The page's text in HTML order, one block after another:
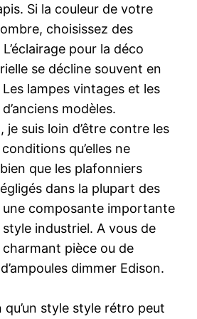
Si la couleur de votre
choisissez des
pour la déco
se décline souvent en
lampes vintages et les
modèles.
je suis loin d’être contre les
qu’elles ne
que les plafonniers
dans la plupart des
une composante importante
industriel. A vous de
pièce ou de
dimmer Edison.
qu’un style style rétro peut